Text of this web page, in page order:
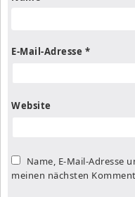
E-Mail-Adresse *
Website
Name, E-Mail-Adresse
meinen nächsten